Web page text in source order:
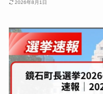
2026年8月1日